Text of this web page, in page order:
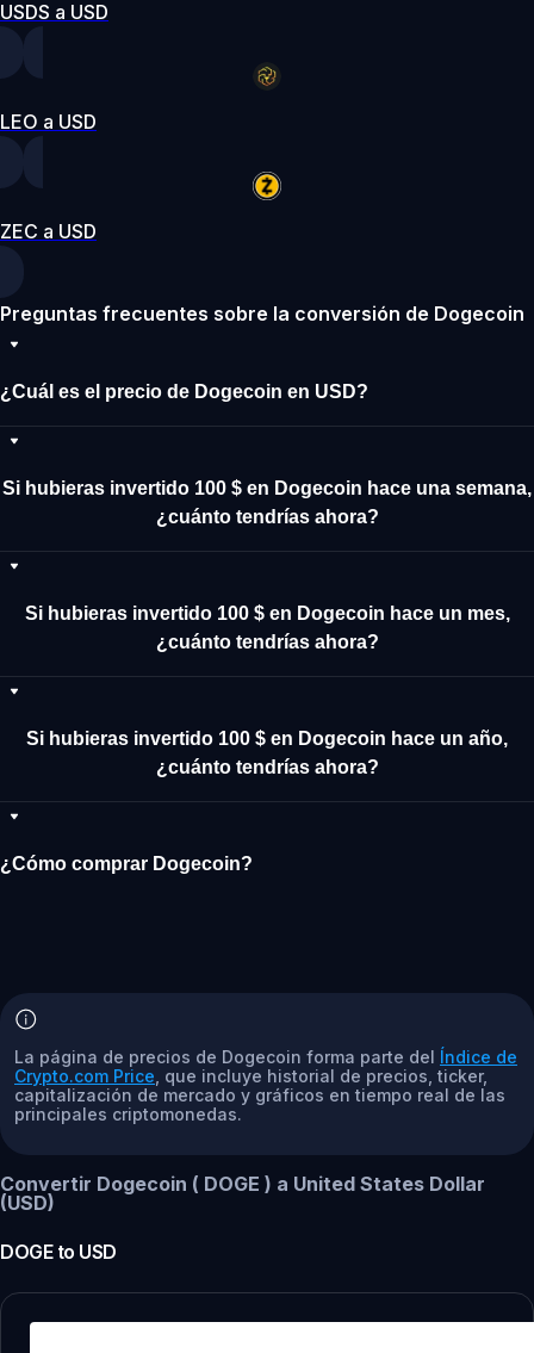
USDS a USD
LEO a USD
ZEC a USD
Preguntas frecuentes sobre la conversión de Dogecoin
¿Cuál es el precio de Dogecoin en USD?
Si hubieras invertido 100 $ en Dogecoin hace una semana,
¿cuánto tendrías ahora?
Si hubieras invertido 100 $ en Dogecoin hace un mes,
¿cuánto tendrías ahora?
Si hubieras invertido 100 $ en Dogecoin hace un año,
¿cuánto tendrías ahora?
¿Cómo comprar Dogecoin?
La página de precios de Dogecoin forma parte del Índice de
Crypto.com Price , que incluye historial de precios, ticker,
capitalización de mercado y gráficos en tiempo real de las
principales criptomonedas.
Convertir Dogecoin ( DOGE ) a United States Dollar
(USD)
DOGEto USD